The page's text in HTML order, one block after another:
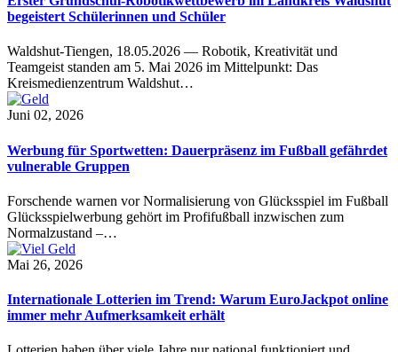
begeistert Schülerinnen und Schüler
Waldshut-Tiengen, 18.05.2026 — Robotik, Kreativität und
Teamgeist standen am 5. Mai 2026 im Mittelpunkt: Das
Kreismedienzentrum Waldshut…
Juni 02, 2026
Werbung für Sportwetten: Dauerpräsenz im Fußball gefährdet
vulnerable Gruppen
Forschende warnen vor Normalisierung von Glücksspiel im Fußball
Glücksspielwerbung gehört im Profifußball inzwischen zum
Normalzustand –…
Mai 26, 2026
Internationale Lotterien im Trend: Warum EuroJackpot online
immer mehr Aufmerksamkeit erhält